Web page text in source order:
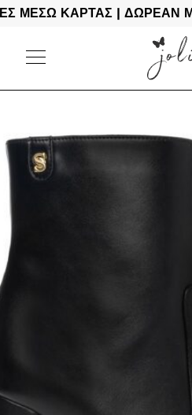
ΚΑΡΤΑΣ | ΔΩΡΕΑΝ